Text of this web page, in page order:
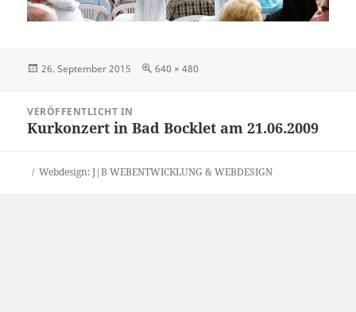
Veröffentlicht
26. September 2015 Originalgröße
640 × 480
VERÖFFENTLICHT IN
Kurkonzert in Bad Bocklet am 21.06.2009